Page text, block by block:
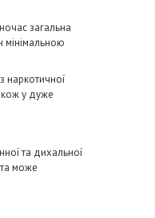
загальна
мінімальною
наркотичної
у дуже
та дихальної
може